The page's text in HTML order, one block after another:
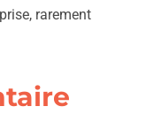
rarement